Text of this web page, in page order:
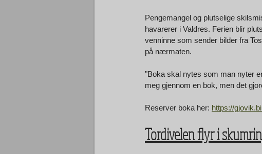
Pengemangel og plutselige
havarerer i Valdres. Ferien blir
venninne som sender bilder fra
på nærmaten.
"Boka skal nytes som man nyter
meg gjennom en bok, men det
Reserver boka her: https://
Tordivelen flyr i